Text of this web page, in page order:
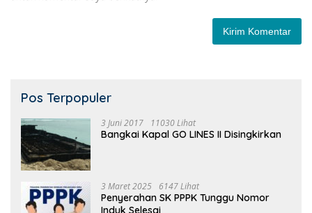
Pos Terpopuler
3 Juni 2017 11030 Lihat
Bangkai Kapal GO LINES II Disingkirkan
3 Maret 2025 6147 Lihat
Penyerahan SK PPPK Tunggu Nomor
Induk Selesai